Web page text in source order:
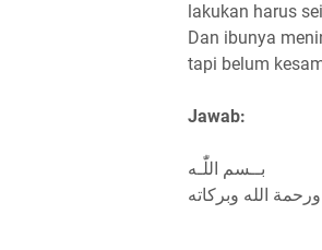
lakukan harus
Dan ibunya
tapi belum
Jawab:
بــسم اللّٰـه
الله وبركاته